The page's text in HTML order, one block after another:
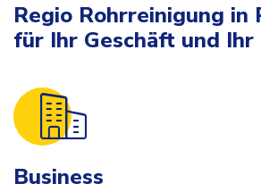
Regio Rohrreinigung in
für Ihr Geschäft und Ihr
Business